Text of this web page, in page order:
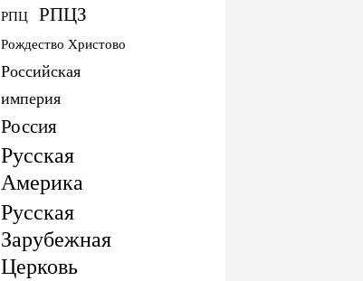
РПЦ РПЦЗ
Рождество Христово
Российская
империя
Россия
Русская
Америка
Русская
Зарубежная
Церковь